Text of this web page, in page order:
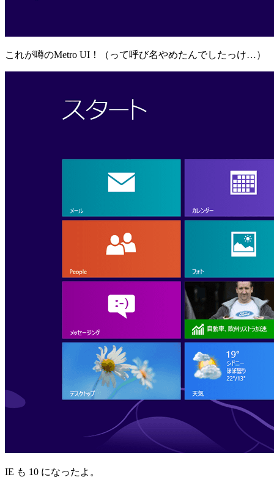
これが噂のMetro UI！（って呼び名やめたんでしたっけ…）
IE も 10 になったよ。